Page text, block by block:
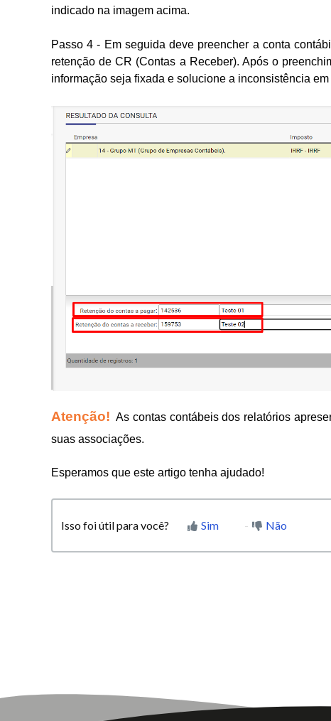
indicado na imagem acima.
Passo 4 - Em seguida deve preencher a conta
retenção de CR (Contas a Receber). Após o
informação seja fixada e solucione a inconsistência
Atenção! As contas contábeis dos relatórios
suas associações.
Esperamos que este artigo tenha ajudado!
Isso foi útil para você? Sim Não